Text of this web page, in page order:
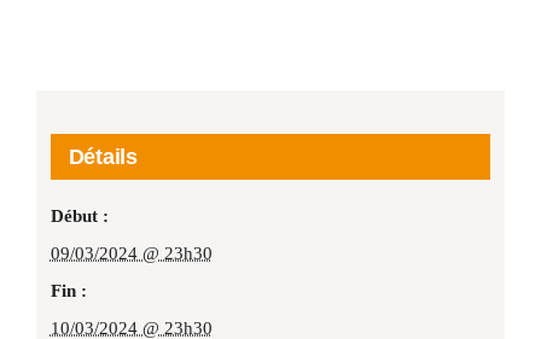
Détails
Début :
09/03/2024 @ 23h30
Fin :
10/03/2024 @ 23h30